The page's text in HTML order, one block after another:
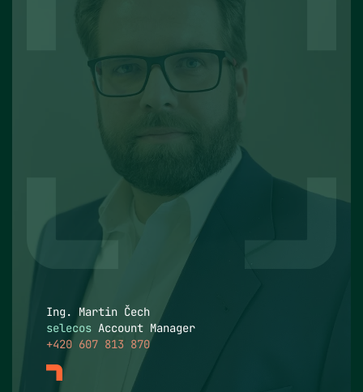
Ing. Martin Čech
selecos Account Manager
+420 607 813 870